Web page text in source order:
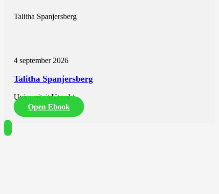
Talitha Spanjersberg
4 september 2026
Talitha Spanjersberg
Universiteit Utrecht
Open Ebook